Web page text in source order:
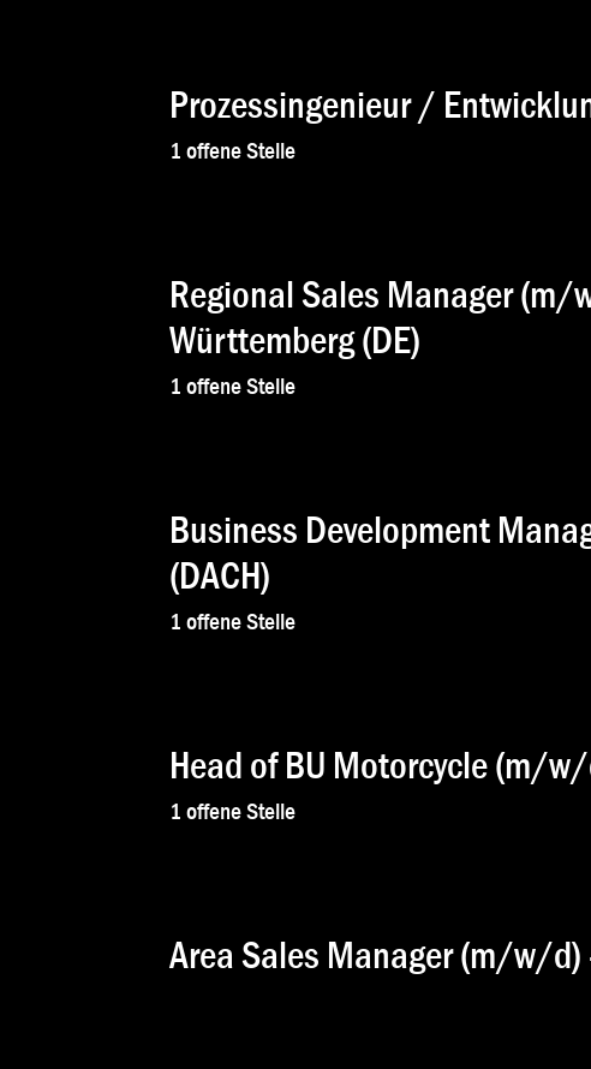
Prozessingenieur /
1 offene Stelle
Regional Sales Manager
Württemberg (DE)
1 offene Stelle
Business Development
(DACH)
1 offene Stelle
Head of BU Motorcycle (m/
1 offene Stelle
Area Sales Manager (m/w/d)